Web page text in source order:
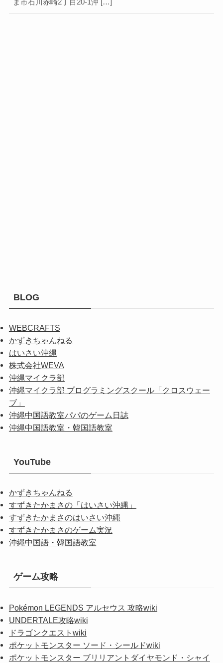
ま市石川赤崎2丁目20-1沖 […]
BLOG
WEBCRAFTS
かずきちゃんねる
はいさい沖縄
株式会社WEVA
沖縄マイクラ部
沖縄マイクラ部 プログラミングスクール「クロスウェー
ブ」
沖縄中国語教室パパのゲーム日誌
沖縄中国語教室・韓国語教室
YouTube
かずきちゃんねる
すずきたかまさの「はいさい沖縄」
すずきたかまさのはいさい沖縄
すずきたかまさのゲーム実況
沖縄中国語・韓国語教室
ゲーム攻略
Pokémon LEGENDS アルセウス 攻略wiki
UNDERTALE攻略wiki
ドラゴンクエストwiki
ポケットモンスター ソード・シールドwiki
ポケットモンスター ブリリアントダイヤモンド・シャイ